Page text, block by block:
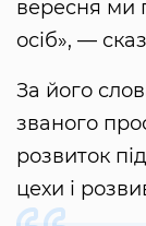
вересня ми
осіб», —
За його
званого
розвиток
цехи і